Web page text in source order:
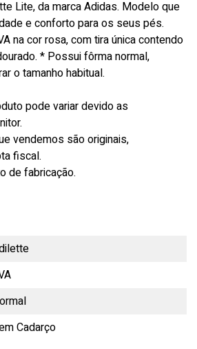
Lite, da marca Adidas. Modelo que
e conforto para os seus pés.
na cor rosa, com tira única contendo
* Possui fôrma normal,
o tamanho habitual.
pode variar devido as
vendemos são originais,
fiscal.
de fabricação.
Cadarço